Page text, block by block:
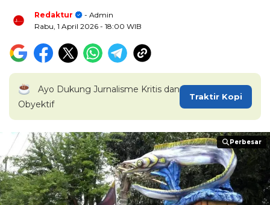
Redaktur
- Admin
Rabu, 1 April 2026 - 18:00 WIB
Ayo Dukung Jurnalisme Kritis dan
Obyektif
Traktir Kopi
Perbesar
Perbesar